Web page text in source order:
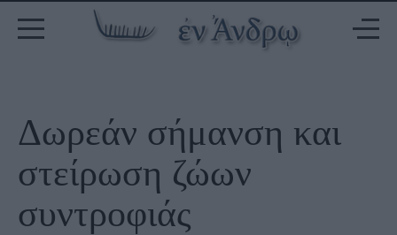
Δωρεάν σήμανση και
στείρωση ζώων
συντροφιάς